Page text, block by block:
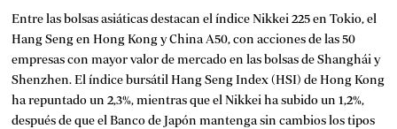
Entre las bolsas asiáticas destacan el índice Nikkei 225 en Tokio, el
Hang Seng en Hong Kong y China A50, con acciones de las 50
empresas con mayor valor de mercado en las bolsas de Shanghái y
Shenzhen. El índice bursátil Hang Seng Index (HSI) de Hong Kong
ha repuntado un 2,3%, mientras que el Nikkei ha subido un 1,2%,
después de que el Banco de Japón mantenga sin cambios los tipos